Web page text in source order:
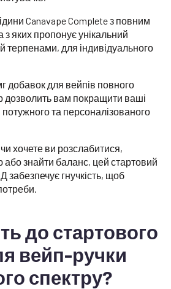
Canavape Complete з повним
яких пропонує унікальний
терпенами, для індивідуального
добавок для вейпів повного
дозволить вам покращити ваші
та персоналізованого
хочете ви розслабитися,
або знайти баланс, цей стартовий
забезпечує гнучкість, щоб
до стартового
вейп-ручки
спектру?